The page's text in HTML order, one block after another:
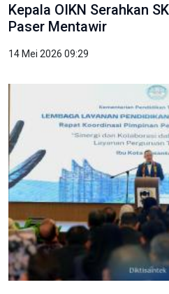
Kepala OIKN Serahkan
Paser Mentawir
14 Mei 2026 09:29